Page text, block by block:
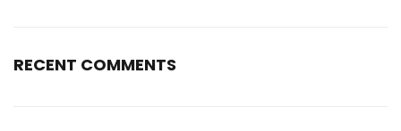
RECENT COMMENTS